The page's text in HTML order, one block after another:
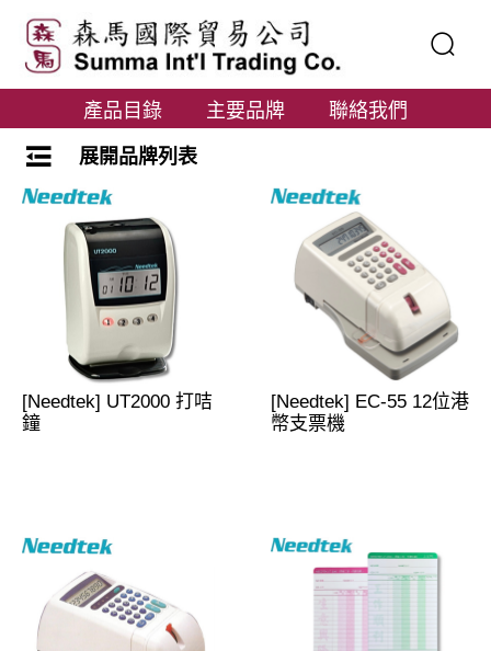
產品目錄 主要品牌 聯絡我們
展開品牌列表
[Needtek] UT2000 打咭
鐘
[Needtek] EC-55 12位港
幣支票機